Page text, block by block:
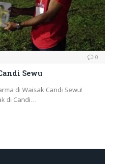
0
Sewu
di Waisak Candi Sewu!
di Candi…